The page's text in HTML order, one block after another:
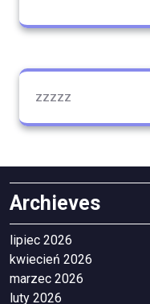
zzzzz
Archieves
lipiec 2026
kwiecień 2026
marzec 2026
luty 2026